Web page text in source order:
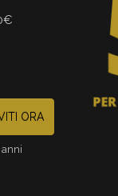
ORA
anni